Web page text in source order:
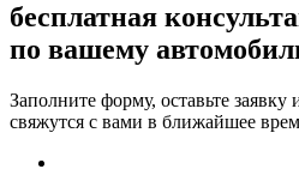
бесплатная
по вашему
Заполните форму, оставьте
свяжутся с вами в ближайшее